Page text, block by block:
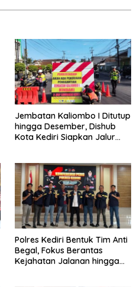
Jembatan Kaliombo I Ditutup
hingga Desember, Dishub
Kota Kediri Siapkan Jalur
Polres Kediri Bentuk Tim Anti
Begal, Fokus Berantas
Kejahatan Jalanan hingga